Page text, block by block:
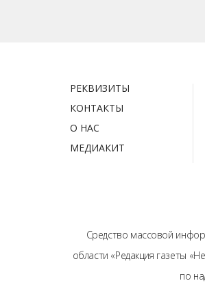
РЕКВИЗИТЫ
КОНТАКТЫ
О НАС
МЕДИАКИТ
Средство массовой
области «Редакция газеты
по